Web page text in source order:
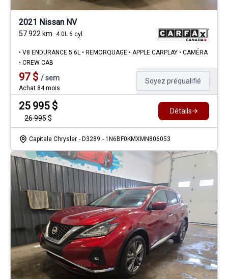
2021 Nissan NV
57 922 km 4.0L 6 cyl
• V8 ENDURANCE 5.6L • REMORQUAGE • APPLE CARPLAY • CAMÉRA
• CREW CAB
97$ /sem
Achat 84 mois
Soyez préqualifié
25 995$
26 995$
Détails
Capitale Chrysler - D3289 - 1N6BF0KMXMN806053